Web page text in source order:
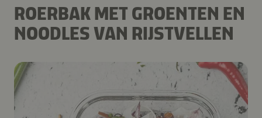
ROERBAK MET GROENTEN EN
NOODLES VAN RIJSTVELLEN